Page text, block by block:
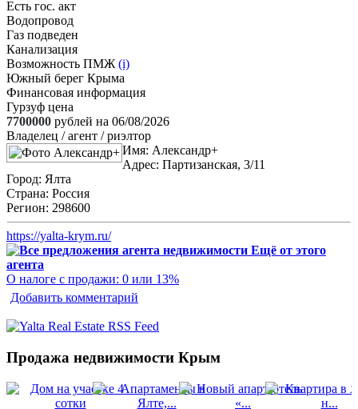
Есть гос. акт
Водопровод
Газ подведен
Канализация
Возможность ПМЖ (i)
Южный берег Крыма
Финансовая информация
Гурзуф цена
7700000 рублей на 06/08/2026
Владелец / агент / риэлтор
Имя: Александр+
Адрес: Партизанская, 3/11
Город: Ялта
Страна: Россия
Регион: 298600
https://yalta-krym.ru/
Ещё от этого
агента
О налоге с продажи: 0 или 13%
Добавить комментарий
Продажа недвижимости Крым